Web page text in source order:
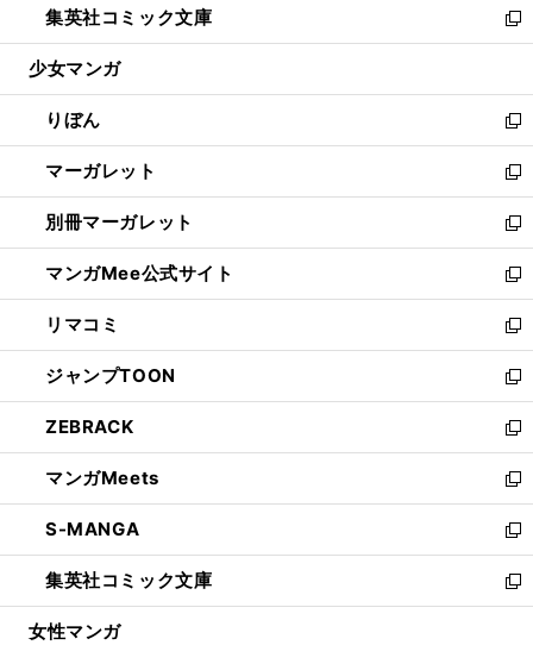
く
で
開
ド
ウ
開
く
ィ
ン
ウ
で
開
く
い
ウ
ン
ド
ウ
で
開
く
集英社コミック文庫
新
し
ウ
ィ
ン
ド
ウ
で
開
く
少女マンガ
りぼん
新
し
い
ウ
ィ
ン
ド
ウ
で
開
く
マーガレット
新
し
い
ウ
ィ
ン
ド
ウ
で
開
く
別冊マーガレット
新
し
い
ウ
ィ
ン
ド
ウ
で
開
く
マンガMee公式サイト
新
し
い
ウ
ィ
ン
ド
ウ
で
開
く
リマコミ
新
し
い
ウ
ィ
ン
ド
ウ
で
開
く
ジャンプTOON
新
し
い
ウ
ィ
ン
ド
ウ
で
開
ZEBRACK
新
し
い
ウ
ィ
ン
ド
ウ
マンガMeets
新
し
い
ウ
ィ
ン
S-MANGA
新
し
い
ウ
集英社コミック文庫
新
し
女性マンガ